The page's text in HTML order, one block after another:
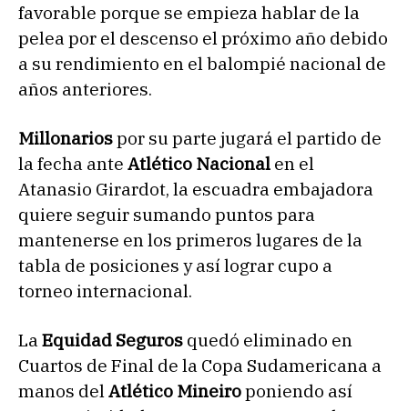
favorable porque se empieza hablar de la
pelea por el descenso el próximo año debido
a su rendimiento en el balompié nacional de
años anteriores.
Millonariospor su parte jugará el partido de
la fecha ante Atlético Nacional en el
Atanasio Girardot, la escuadra embajadora
quiere seguir sumando puntos para
mantenerse en los primeros lugares de la
tabla de posiciones y así lograr cupo a
torneo internacional.
La Equidad Seguros quedó eliminado en
Cuartos de Final de la Copa Sudamericana a
manos del Atlético Mineiroponiendo así